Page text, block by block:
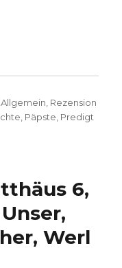
Kategorien
Allgemein Rezension
Päpste Predigt
6,
Werl